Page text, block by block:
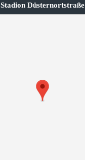
Stadion Düsternortstraße